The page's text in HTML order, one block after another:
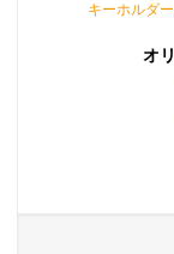
キーホルダー
オ